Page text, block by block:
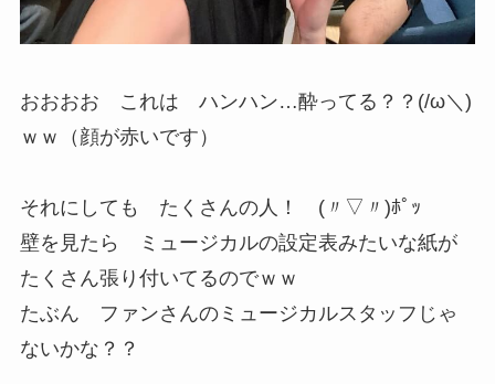
おおおお これは ハンハン…酔ってる？？(/ω＼)
ｗｗ（顔が赤いです）
それにしても たくさんの人！ (〃▽〃)ﾎﾟｯ
壁を見たら ミュージカルの設定表みたいな紙が
たくさん張り付いてるのでｗｗ
たぶん ファンさんのミュージカルスタッフじゃ
ないかな？？